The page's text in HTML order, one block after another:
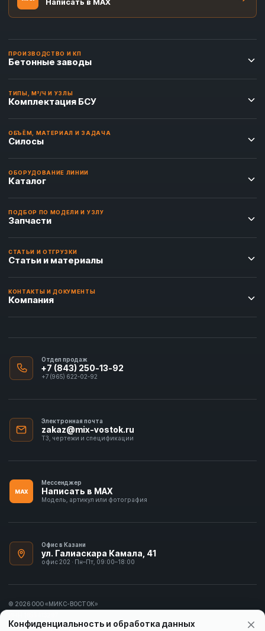
Написать в MAX
ПРОИЗВОДСТВО И КП
Бетонные заводы
ТИПЫ, М³/Ч И УЗЛЫ
Комплектация БСУ
ОБЪЁМ, МАТЕРИАЛ И ЗАДАЧА
Силосы
ОБОРУДОВАНИЕ ЛИНИИ
Каталог
ПОДБОР ПО МОДЕЛИ И УЗЛУ
Запчасти
СТАТЬИ И ОТГРУЗКИ
Статьи и материалы
КОНТАКТЫ И ДОКУМЕНТЫ
Компания
Отдел продаж
+7 (843) 250-13-92
+7 (965) 622-02-92
Электронная почта
zakaz@mix-vostok.ru
ТЗ, чертежи и спецификации
MAX
Мессенджер
Написать в MAX
Модель, артикул или фотография
Офис в Казани
ул. Галиаскара Камала, 41
офис 202 · Пн–Пт, 09:00–18:00
© 2026 ООО «МИКС-ВОСТОК»
Политика конфиденциальности
Конфиденциальность и обработка данных